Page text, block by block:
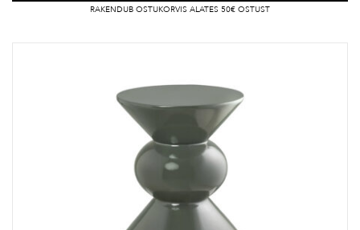
RAKENDUB OSTUKORVIS ALATES 50€ OSTUST